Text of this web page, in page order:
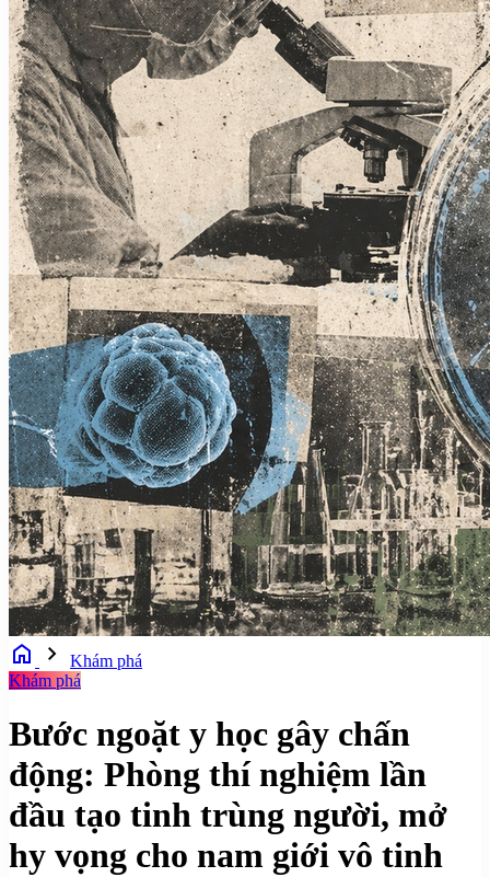
home chevron_right
Khám phá
Khám phá
Bước ngoặt y học gây chấn
động: Phòng thí nghiệm lần
đầu tạo tinh trùng người, mở
hy vọng cho nam giới vô tinh